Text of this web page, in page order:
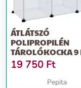
ÁTLÁTSZÓ
POLIPROPILÉN
TÁROLÓKOCKA 9
KOCKÁVAL ÉS
AJTÓKKAL
19 750 Ft
Pepita